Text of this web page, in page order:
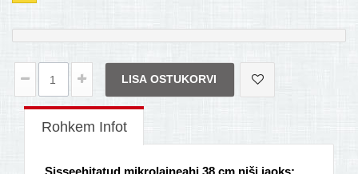
LISA OSTUKORVI
Rohkem Infot
Sisseehitatud mikrolaineahi 38 cm niši jaoks: